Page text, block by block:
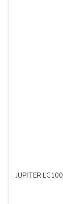
JUPITER